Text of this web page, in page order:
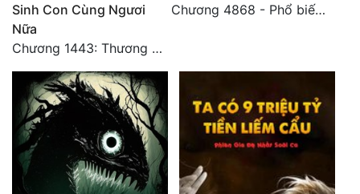
Cơ Trí
Sát Phạt Quyết Đoán
Điềm Đạm
Sinh Con Cùng Ngươi
Nữa
Chương 1443: Thương Hoành Vạn Vật (Cuối cùng)
Chương 4868 - Phổ biến Hạ Quốc tệ!